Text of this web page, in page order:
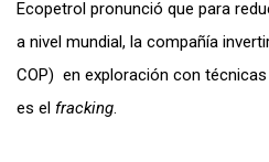
Ecopetrol pronunció que para
a nivel mundial, la compañía
COP) en exploración con
es el fracking.